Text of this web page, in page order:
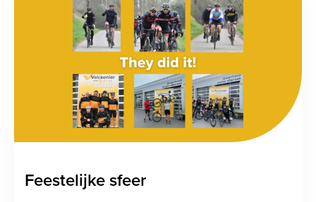
Feestelijke sfeer